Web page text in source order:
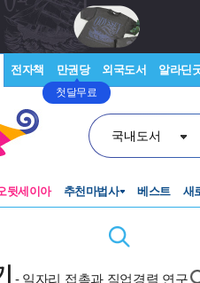
전자책 만권당
첫달무료
외국도서 알라딘
국내도서
뒷세이아 추천마법사 베스트 새
- 일자리 접촉과 직업경력 연구